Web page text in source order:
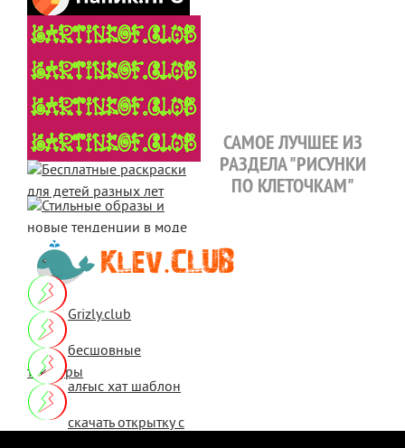
Grizly.club
бесшовные
текстуры
алғыс хат шаблон
скачать открытку с
САМОЕ ЛУЧШЕЕ ИЗ
РАЗДЕЛА "РИСУНКИ
ПО КЛЕТОЧКАМ"